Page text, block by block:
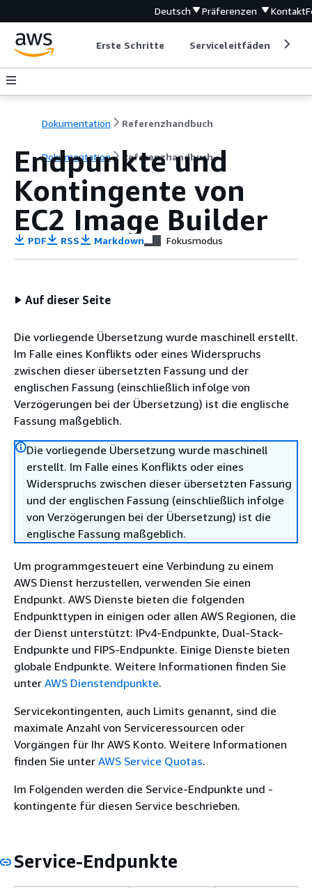
Deutsch Präferenzen Kontakt
Erste Schritte Serviceleitfäden
Dokumentation Referenzhandbuch
Dokumentation Referenzhandbuch
Endpunkte und
Kontingente von
EC2 Image Builder
PDF RSS Markdown Fokusmodus
Auf dieser Seite
Die vorliegende Übersetzung wurde maschinell erstellt.
Im Falle eines Konflikts oder eines Widerspruchs
zwischen dieser übersetzten Fassung und der
englischen Fassung (einschließlich infolge von
Verzögerungen bei der Übersetzung) ist die englische
Fassung maßgeblich.
Die vorliegende Übersetzung wurde maschinell
erstellt. Im Falle eines Konflikts oder eines
Widerspruchs zwischen dieser übersetzten Fassung
und der englischen Fassung (einschließlich infolge
von Verzögerungen bei der Übersetzung) ist die
englische Fassung maßgeblich.
Um programmgesteuert eine Verbindung zu einem
AWS Dienst herzustellen, verwenden Sie einen
Endpunkt. AWS Dienste bieten die folgenden
Endpunkttypen in einigen oder allen AWS Regionen, die
der Dienst unterstützt: IPv4-Endpunkte, Dual-Stack-
Endpunkte und FIPS-Endpunkte. Einige Dienste bieten
globale Endpunkte. Weitere Informationen finden Sie
unter AWS Dienstendpunkte.
Servicekontingenten, auch Limits genannt, sind die
maximale Anzahl von Serviceressourcen oder
Vorgängen für Ihr AWS Konto. Weitere Informationen
finden Sie unter AWS Service Quotas.
Im Folgenden werden die Service-Endpunkte und -
kontingente für diesen Service beschrieben.
Service-Endpunkte